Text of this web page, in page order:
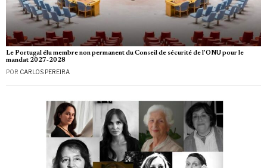
Le Portugal élu membre non permanent du Conseil de sécurité de l’ONU pour le
mandat 2027‑2028
POR CARLOS PEREIRA